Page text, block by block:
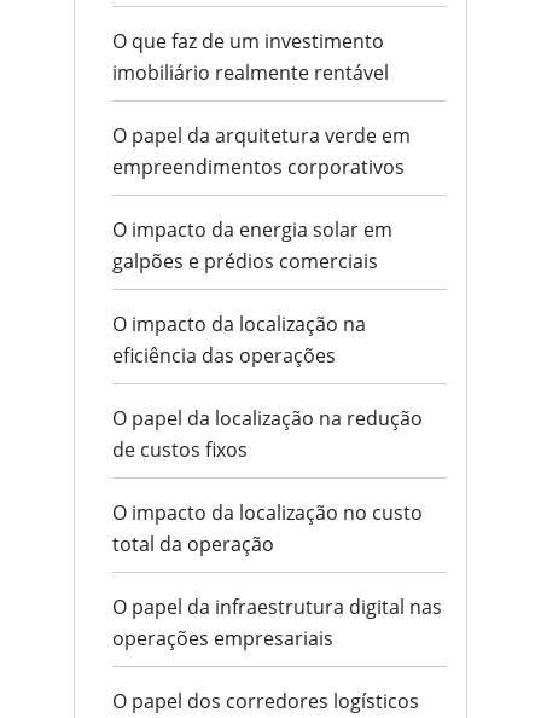
O que faz de um investimento
imobiliário realmente rentável
O papel da arquitetura verde em
empreendimentos corporativos
O impacto da energia solar em
galpões e prédios comerciais
O impacto da localização na
eficiência das operações
O papel da localização na redução
de custos fixos
O impacto da localização no custo
total da operação
O papel da infraestrutura digital nas
operações empresariais
O papel dos corredores logísticos